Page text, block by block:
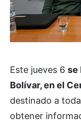
Este jueves 6 se
Bolívar, en el
destinado a
obtener